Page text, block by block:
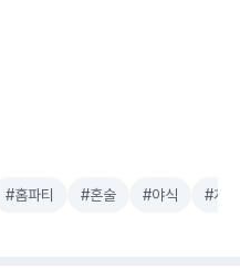
#홈파티 #혼술 #야식 #계